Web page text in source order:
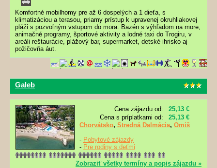
Komfortné mobilhomy pre až 6 dospelých a 1 dieťa, s
klimatizáciou a terasou, priamy prístup k upravenej okruhliakovej
pláži s pozvoľným vstupom do mora. Bazén s výhľadom na more,
animačné programy, športové aktivity a lodné taxi do Trogiru, v
areáli reštaurácie, plážový bar, supermarket, detské ihrisko aj
požičovňa áut.
Galeb
Cena zájazdu od:
25,13 €
Cena s príplatkami od:
25,13 €
Chorvátsko, Stredná Dalmácia, Omiš
- Pobytové zájazdy
- Pre rodiny s deťmi
Zobraziť všetky termíny a popis zájazdu »